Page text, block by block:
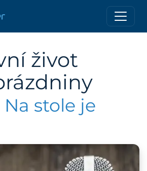
život
stole je